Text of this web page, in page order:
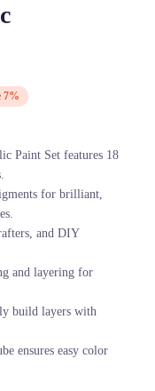
7%
Paint Set features 18
for brilliant,
and DIY
and layering for
build layers with
ensures easy color